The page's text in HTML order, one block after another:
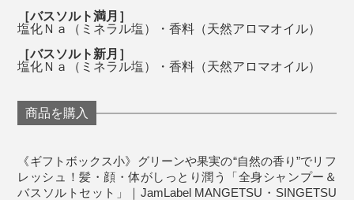
て、洗い心地、仕上がりともに極めた全身シャンプーを
完成させました。
［バスソルト満月］
塩化Ｎａ（ミネラル塩）・香料（天然アロマオイル）
［バスソルト新月］
塩化Ｎａ（ミネラル塩）・香料（天然アロマオイル）
商品を購入
《ギフトボックス小》グリーンや果実の“自然の香り”でリフ
レッシュ！髪・顔・体がしっとり潤う「全身シャンプー＆
バスソルトセット」｜JamLabel MANGETSU・SINGETSU